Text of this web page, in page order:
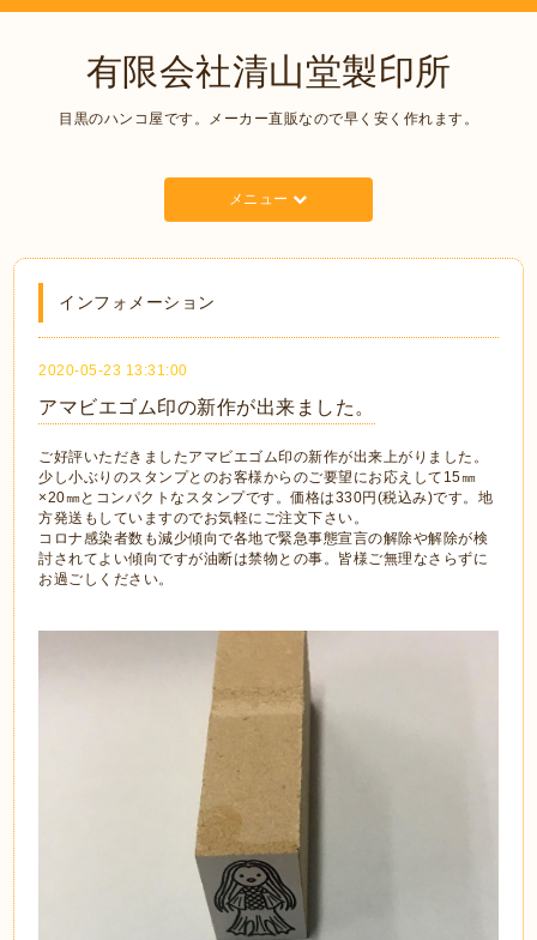
有限会社清山堂製印所
目黒のハンコ屋です。メーカー直販なので早く安く作れます。
メニュー
インフォメーション
2020-05-23 13:31:00
アマビエゴム印の新作が出来ました。
ご好評いただきましたアマビエゴム印の新作が出来上がりました。
少し小ぶりのスタンプとのお客様からのご要望にお応えして15㎜
×20㎜とコンパクトなスタンプです。価格は330円(税込み)です。地
方発送もしていますのでお気軽にご注文下さい。
コロナ感染者数も減少傾向で各地で緊急事態宣言の解除や解除が検
討されてよい傾向ですが油断は禁物との事。皆様ご無理なさらずに
お過ごしください。